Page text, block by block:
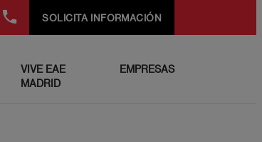
+34
SOLICITA INFORMACIÓN
VIVE EAE
MADRID
EMPRESAS